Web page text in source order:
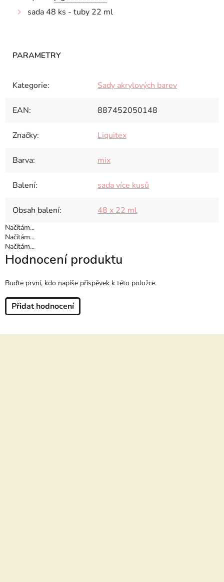
sada 48 ks - tuby 22 ml
Kategorie: Sady akrylových barev
EAN: 887452050148
Značky: Liquitex
Barva: mix
Balení: sada více kusů
Obsah balení: 48 x 22 ml
Načítám...
Načítám...
Načítám...
Hodnocení produktu
Buďte první, kdo napíše příspěvek k této položce.
Přidat hodnocení